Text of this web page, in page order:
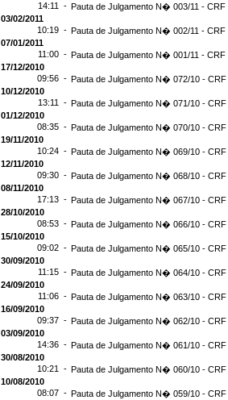
14:11 - Pauta de Julgamento N� 003/11 - CRF
03/02/2011
10:19 - Pauta de Julgamento N� 002/11 - CRF
07/01/2011
11:00 - Pauta de Julgamento N� 001/11 - CRF
17/12/2010
09:56 - Pauta de Julgamento N� 072/10 - CRF
10/12/2010
13:11 - Pauta de Julgamento N� 071/10 - CRF
01/12/2010
08:35 - Pauta de Julgamento N� 070/10 - CRF
19/11/2010
10:24 - Pauta de Julgamento N� 069/10 - CRF
12/11/2010
09:30 - Pauta de Julgamento N� 068/10 - CRF
08/11/2010
17:13 - Pauta de Julgamento N� 067/10 - CRF
28/10/2010
08:53 - Pauta de Julgamento N� 066/10 - CRF
15/10/2010
09:02 - Pauta de Julgamento N� 065/10 - CRF
30/09/2010
11:15 - Pauta de Julgamento N� 064/10 - CRF
24/09/2010
11:06 - Pauta de Julgamento N� 063/10 - CRF
16/09/2010
09:37 - Pauta de Julgamento N� 062/10 - CRF
03/09/2010
14:36 - Pauta de Julgamento N� 061/10 - CRF
30/08/2010
10:21 - Pauta de Julgamento N� 060/10 - CRF
10/08/2010
08:07 - Pauta de Julgamento N� 059/10 - CRF